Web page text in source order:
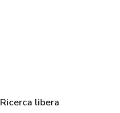
Ricerca libera